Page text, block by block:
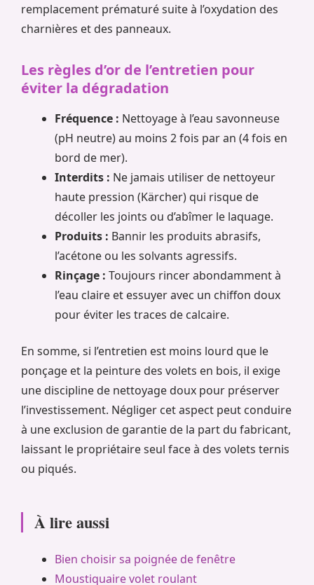
remplacement prématuré suite à l’oxydation des
charnières et des panneaux.
Les règles d’or de l’entretien pour
éviter la dégradation
Fréquence : Nettoyage à l’eau savonneuse
(pH neutre) au moins 2 fois par an (4 fois en
bord de mer).
Interdits : Ne jamais utiliser de nettoyeur
haute pression (Kärcher) qui risque de
décoller les joints ou d’abîmer le laquage.
Produits : Bannir les produits abrasifs,
l’acétone ou les solvants agressifs.
Rinçage : Toujours rincer abondamment à
l’eau claire et essuyer avec un chiffon doux
pour éviter les traces de calcaire.
En somme, si l’entretien est moins lourd que le
ponçage et la peinture des volets en bois, il exige
une discipline de nettoyage doux pour préserver
l’investissement. Négliger cet aspect peut conduire
à une exclusion de garantie de la part du fabricant,
laissant le propriétaire seul face à des volets ternis
ou piqués.
À lire aussi
Bien choisir sa poignée de fenêtre
Moustiquaire volet roulant